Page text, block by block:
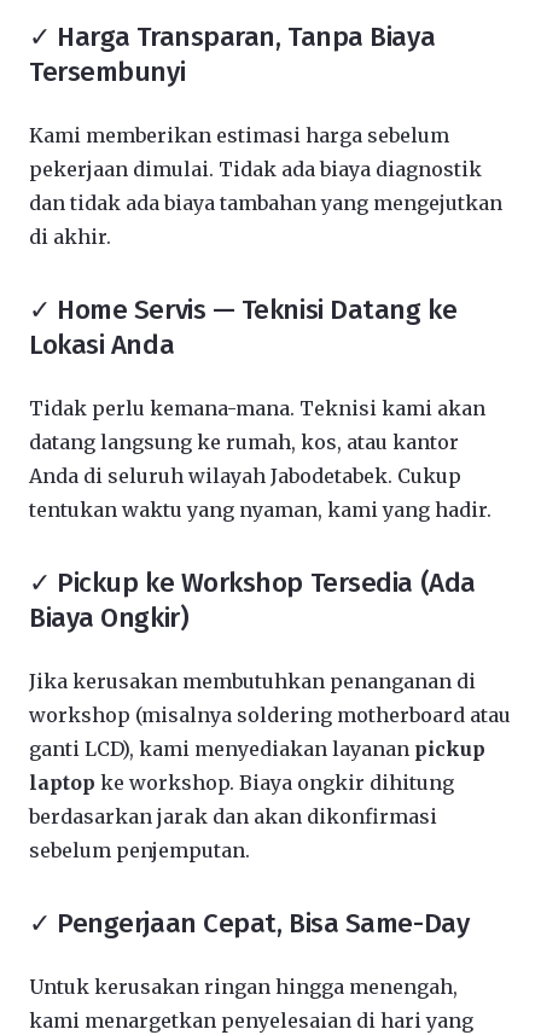
✓ Harga Transparan, Tanpa Biaya
Tersembunyi
Kami memberikan estimasi harga sebelum
pekerjaan dimulai. Tidak ada biaya diagnostik
dan tidak ada biaya tambahan yang mengejutkan
di akhir.
✓ Home Servis — Teknisi Datang ke
Lokasi Anda
Tidak perlu kemana-mana. Teknisi kami akan
datang langsung ke rumah, kos, atau kantor
Anda di seluruh wilayah Jabodetabek. Cukup
tentukan waktu yang nyaman, kami yang hadir.
✓ Pickup ke Workshop Tersedia (Ada
Biaya Ongkir)
Jika kerusakan membutuhkan penanganan di
workshop (misalnya soldering motherboard atau
ganti LCD), kami menyediakan layanan pickup
laptop ke workshop. Biaya ongkir dihitung
berdasarkan jarak dan akan dikonfirmasi
sebelum penjemputan.
✓ Pengerjaan Cepat, Bisa Same-Day
Untuk kerusakan ringan hingga menengah,
kami menargetkan penyelesaian di hari yang